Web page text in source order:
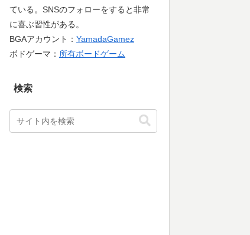
ている。SNSのフォローをすると非常
に喜ぶ習性がある。
BGAアカウント： YamadaGamez
ボドゲーマ： 所有ボードゲーム
検索